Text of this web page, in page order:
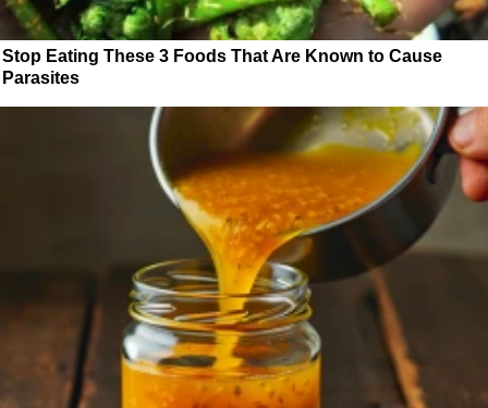
Stop Eating These 3 Foods That Are Known to Cause
Parasites